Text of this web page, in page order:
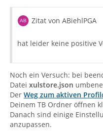
Zitat von ABiehlPGA
hat leider keine positive
Noch ein Versuch: bei
Datei xulstore.json
Der Weg zum aktiven
Deinem TB Ordner öffnen
Danach sind einige
anzupassen.